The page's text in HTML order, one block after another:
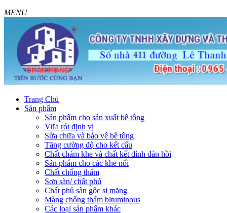
MENU
Trang Chủ
Sản phẩm
Sản phẩm cho sản xuất bê tông
Vữa rót định vị
Sửa chữa và bảo vệ bê tông
Tăng cường độ cho kết cấu
Chất chám khe và chất kết dính đàn hồi
Sản phẩm cho các khe nối
Chất chống thấm
Sơn sàn/ chất phủ
Chất phủ sàn gốc si măng
Màng chống thấm bituminous
Các loại sản phẩm khác